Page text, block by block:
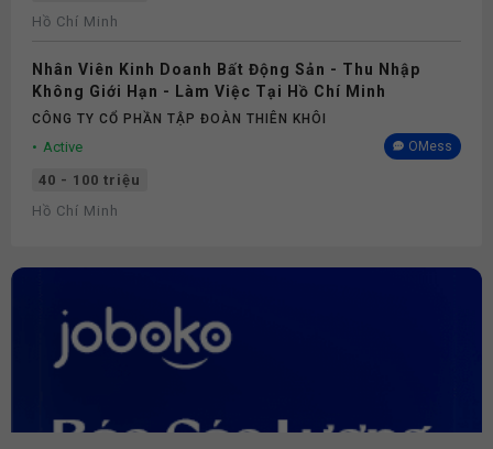
Hồ Chí Minh
Nhân Viên Kinh Doanh Bất Động Sản - Thu Nhập
Không Giới Hạn - Làm Việc Tại Hồ Chí Minh
CÔNG TY CỔ PHẦN TẬP ĐOÀN THIÊN KHÔI
Active OMess
40 - 100 triệu
Hồ Chí Minh